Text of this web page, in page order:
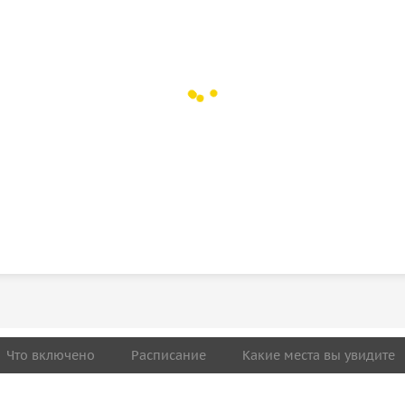
Что включено Расписание Какие места вы увидите